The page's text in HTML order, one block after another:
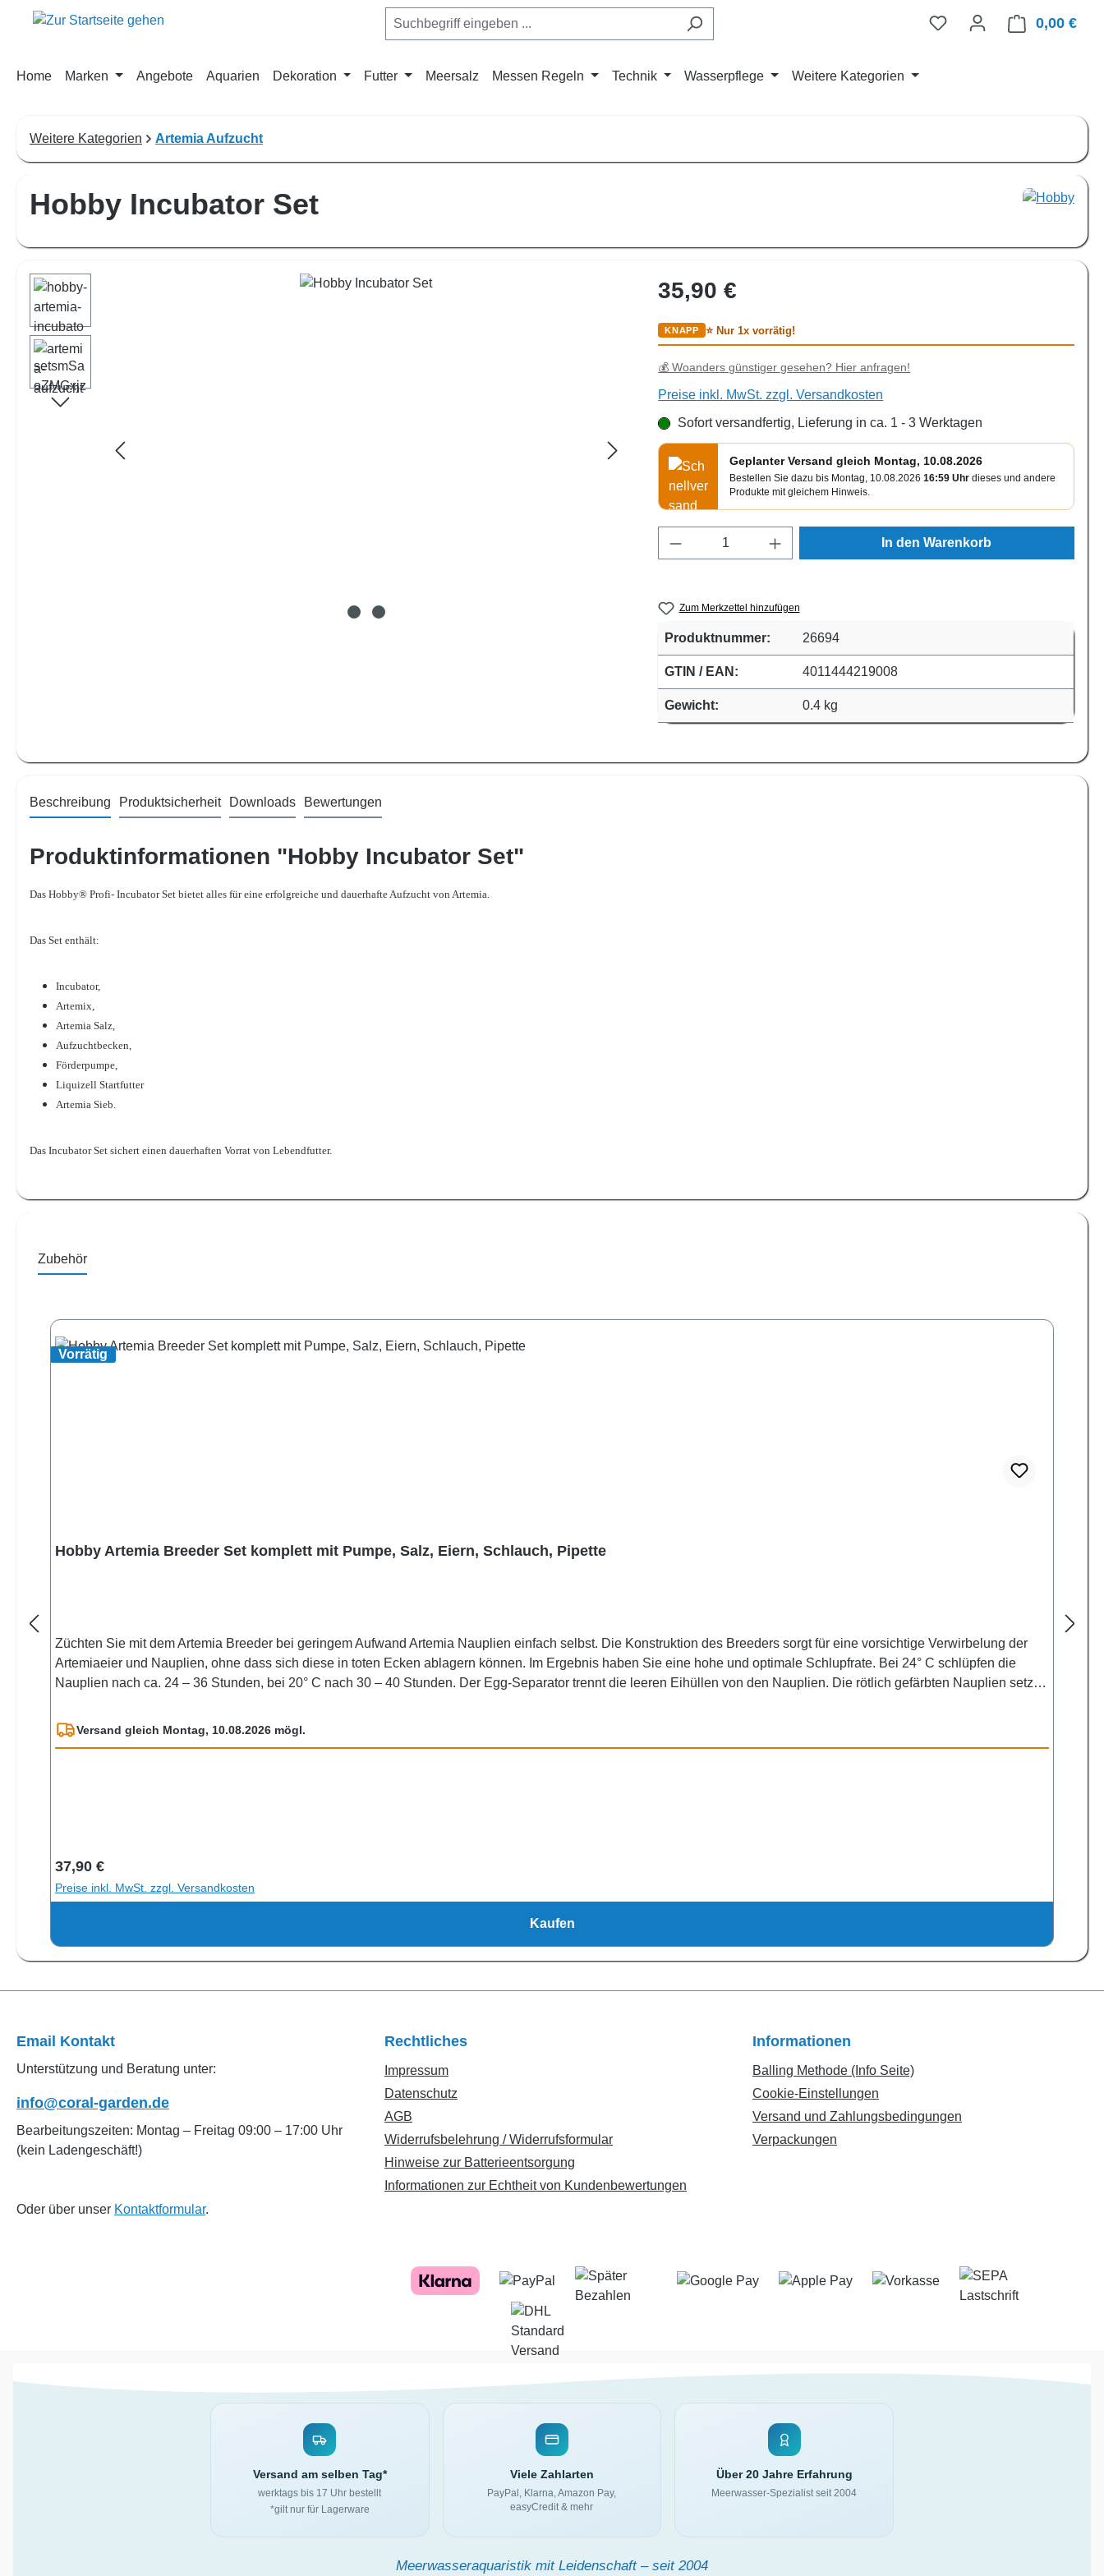
Hauptinhalt springen
Zur Suche springen
Zur Hauptnavigation springen 0,00 €
Home Marken Angebote Aquarien Dekoration Futter Meersalz Messen Regeln Technik Wasserpflege Weitere Kategorien
Weitere Kategorien Artemia Aufzucht
Hobby Incubator Set
Bildergalerie überspringen Regulärer Preis:
35,90 €
⭐ Nur 1x vorrätig!
💰 Woanders günstiger gesehen? Hier anfragen!
Preise inkl. MwSt. zzgl. Versandkosten
Sofort versandfertig, Lieferung in ca. 1 - 3 Werktagen
Geplanter Versand gleich Montag, 10.08.2026
Bestellen Sie dazu bis Montag, 10.08.202616:59 Uhr dieses und andere
Produkte mit gleichem Hinweis.
Produkt Anzahl: Gib den gewünschten Wert ein
In den Warenkorb
Zum Merkzettel hinzufügen
Produktnummer: 26694
GTIN / EAN: 4011444219008
Gewicht: 0.4 kg
Beschreibung Produktsicherheit Downloads Bewertungen
Produktinformationen "Hobby Incubator Set"
Das Hobby® Profi- Incubator Set bietet alles für eine erfolgreiche und dauerhafte Aufzucht von Artemia.
Das Set enthält:
Incubator,
Artemix,
Artemia Salz,
Aufzuchtbecken,
Förderpumpe,
Liquizell Startfutter
Artemia Sieb.
Das Incubator Set sichert einen dauerhaften Vorrat von Lebendfutter.
Zubehör
Vorrätig
Hobby Artemia Breeder Set komplett mit Pumpe, Salz, Eiern, Schlauch, Pipette
Züchten Sie mit dem Artemia Breeder bei geringem Aufwand Artemia Nauplien einfach selbst. Die Konstruktion des Breeders sorgt für eine vorsichtige Verwirbelung der
Artemiaeier und Nauplien, ohne dass sich diese in toten Ecken ablagern können. Im Ergebnis haben Sie eine hohe und optimale Schlupfrate. Bei 24° C schlüpfen die
Nauplien nach ca. 24 – 36 Stunden, bei 20° C nach 30 – 40 Stunden. Der Egg-Separator trennt die leeren Eihüllen von den Nauplien. Die rötlich gefärbten Nauplien setzen
geeignet. Artemia Breeder Set Inhalt: Der Artemia Breeder mit Deckel und Deckelöffnung Standfuß Eine Halterung für die Montage im Aquarium Futterpipette Dosierlöffel
für Salz Dosierlöffel für Artemiaeier inkl. Zubehörset mit Schlauchadapter und Verbindungsstücken PVC-Röhrchen, Ausströmerstein, Luftschlauch, Gummistopper inkl.
Versand gleich Montag, 10.08.2026 mögl.
Regulärer Preis:
37,90 €
Preise inkl. MwSt. zzgl. Versandkosten
Kaufen
Email Kontakt
Unterstützung und Beratung unter:
info@coral-garden.de
Bearbeitungszeiten: Montag – Freitag 09:00 – 17:00 Uhr
(kein Ladengeschäft!)
Oder über unser Kontaktformular.
Rechtliches
Impressum
Datenschutz
AGB
Widerrufsbelehrung / Widerrufsformular
Hinweise zur Batterieentsorgung
Informationen zur Echtheit von Kundenbewertungen
Informationen
Balling Methode (Info Seite)
Cookie-Einstellungen
Versand und Zahlungsbedingungen
Verpackungen
Versand am selben Tag*
werktags bis 17 Uhr bestellt
*gilt nur für Lagerware
Viele Zahlarten
PayPal, Klarna, Amazon Pay,
easyCredit & mehr
Über 20 Jahre Erfahrung
Meerwasser-Spezialist seit 2004
Meerwasseraquaristik mit Leidenschaft – seit 2004